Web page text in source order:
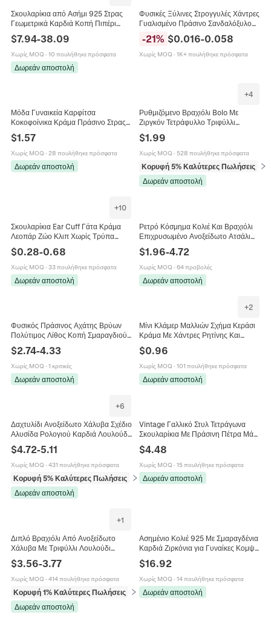
Σκουλαρίκια από Ασήμι 925 Στρας
Γεωμετρικά Καρδιά Κοπή Πιπέρι
Καρφωτά Σκουλαρίκια Γυναικεία
Κοσμήματα
$7.94-38.09
Χωρίς MOQ · 10 πουλήθηκε πρόσφατα
Δωρεάν αποστολή
Φυσικές Ξύλινες Στρογγυλές Χάντρες
Γυαλισμένο Πράσινο Σανδαλόξυλο
DIY Αξεσουάρ Χειροτεχνίας
-21% $0.016-0.058
Χωρίς MOQ · 1K+ πουλήθηκε πρόσφατα
Μόδα Γυναικεία Καρφίτσα
Κοκοφοίνικα Κράμα Πράσινο Στρας
Λευκό Τεχνητό Μαργαριτάρι Κλιπ
Κασκόλ Διακόσμηση Παλτό
Αξεσουάρ
$1.57
Χωρίς MOQ · 28 πουλήθηκε πρόσφατα
Δωρεάν αποστολή
+4
Ρυθμιζόμενο Βραχιόλι Bolo Με
Ζιργκόν Τετράφυλλο Τριφύλλι
Χάλκινο Λουλούδι Ρόμβος Μόδα
Κοσμήματα Γυναικεία
$1.99
Χωρίς MOQ · 528 πουλήθηκε πρόσφατα
Κορυφή 5% Καλύτερες Πωλήσεις
σε
Δωρεάν αποστολή
+10
Σκουλαρίκια Ear Cuff Γάτα Κράμα
Λεοπάρ Ζώο Κλιπ Χωρίς Τρύπα
Κοσμήματα Για Γυναίκες
$0.28-0.68
Χωρίς MOQ · 33 πουλήθηκε πρόσφατα
Δωρεάν αποστολή
Ρετρό Κόσμημα Κολιέ Και Βραχιόλι
Επιχρυσωμένο Ανοξείδωτο Ατσάλι
Πέτρες Κομψό Για Γυναίκες
$1.96-4.72
Χωρίς MOQ · 64 προβολές
Δωρεάν αποστολή
Φυσικός Πράσινος Αχάτης Βρύων
Πολύτιμος Λίθος Κοπή Σμαραγδιού
Ορθογώνιος Πολύπλευρος Λίθοι Για
Κατασκευή Κοσμημάτων DIY
$2.74-4.33
Χωρίς MOQ · 1 κριτικές
Δωρεάν αποστολή
+2
Μίνι Κλάμερ Μαλλιών Σχήμα Κεράσι
Κράμα Με Χάντρες Ρητίνης Και
Πράσινο Στρας Γλυκό Κορεάτικο
Στυλ Για Γυναίκες Κορίτσια
$0.96
Χωρίς MOQ · 101 πουλήθηκε πρόσφατα
Δωρεάν αποστολή
+6
Δαχτυλίδι Ανοξείδωτο Χάλυβα Σχέδιο
Αλυσίδα Ρολογιού Καρδιά Λουλούδι
Τριφύλλι Ζιργκόν Τεχνητό
Μαργαριτάρι Αδιάβροχο Μόδα
Γυναίκες
$4.72-5.11
Χωρίς MOQ · 431 πουλήθηκε πρόσφατα
Κορυφή 5% Καλύτερες Πωλήσεις
σε Δαχτυλίδια
Δωρεάν αποστολή
Vintage Γαλλικό Στυλ Τετράγωνα
Σκουλαρίκια Με Πράσινη Πέτρα Μάτι
Της Γάτας Από Ανοξείδωτο Ατσάλι
Επίχρυσα Με Τεχνητό Τεχνητό
Μαργαριτάρι
$4.48
Χωρίς MOQ · 15 πουλήθηκε πρόσφατα
Δωρεάν αποστολή
+1
Διπλό Βραχιόλι Από Ανοξείδωτο
Χάλυβα Με Τριφύλλι Λουλούδι
Κομψά Κοσμήματα Για Γυναίκες
$3.56-3.77
Χωρίς MOQ · 414 πουλήθηκε πρόσφατα
Κορυφή 1% Καλύτερες Πωλήσεις
σε Βραχιόλια
Δωρεάν αποστολή
Ασημένιο Κολιέ 925 Με Σμαραγδένια
Καρδιά Ζιρκόνια για Γυναίκες Κομψά
$16.92
Χωρίς MOQ · 14 πουλήθηκε πρόσφατα
Δωρεάν αποστολή